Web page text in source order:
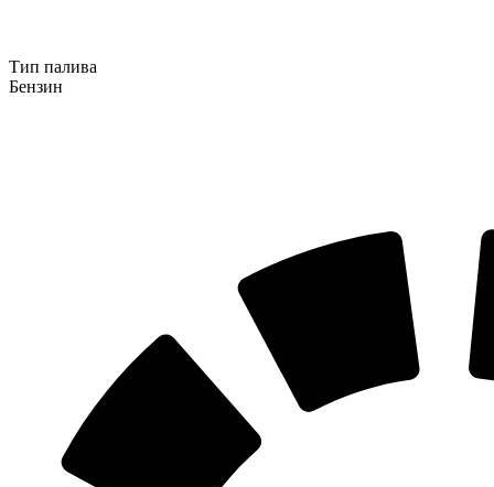
Тип палива
Бензин